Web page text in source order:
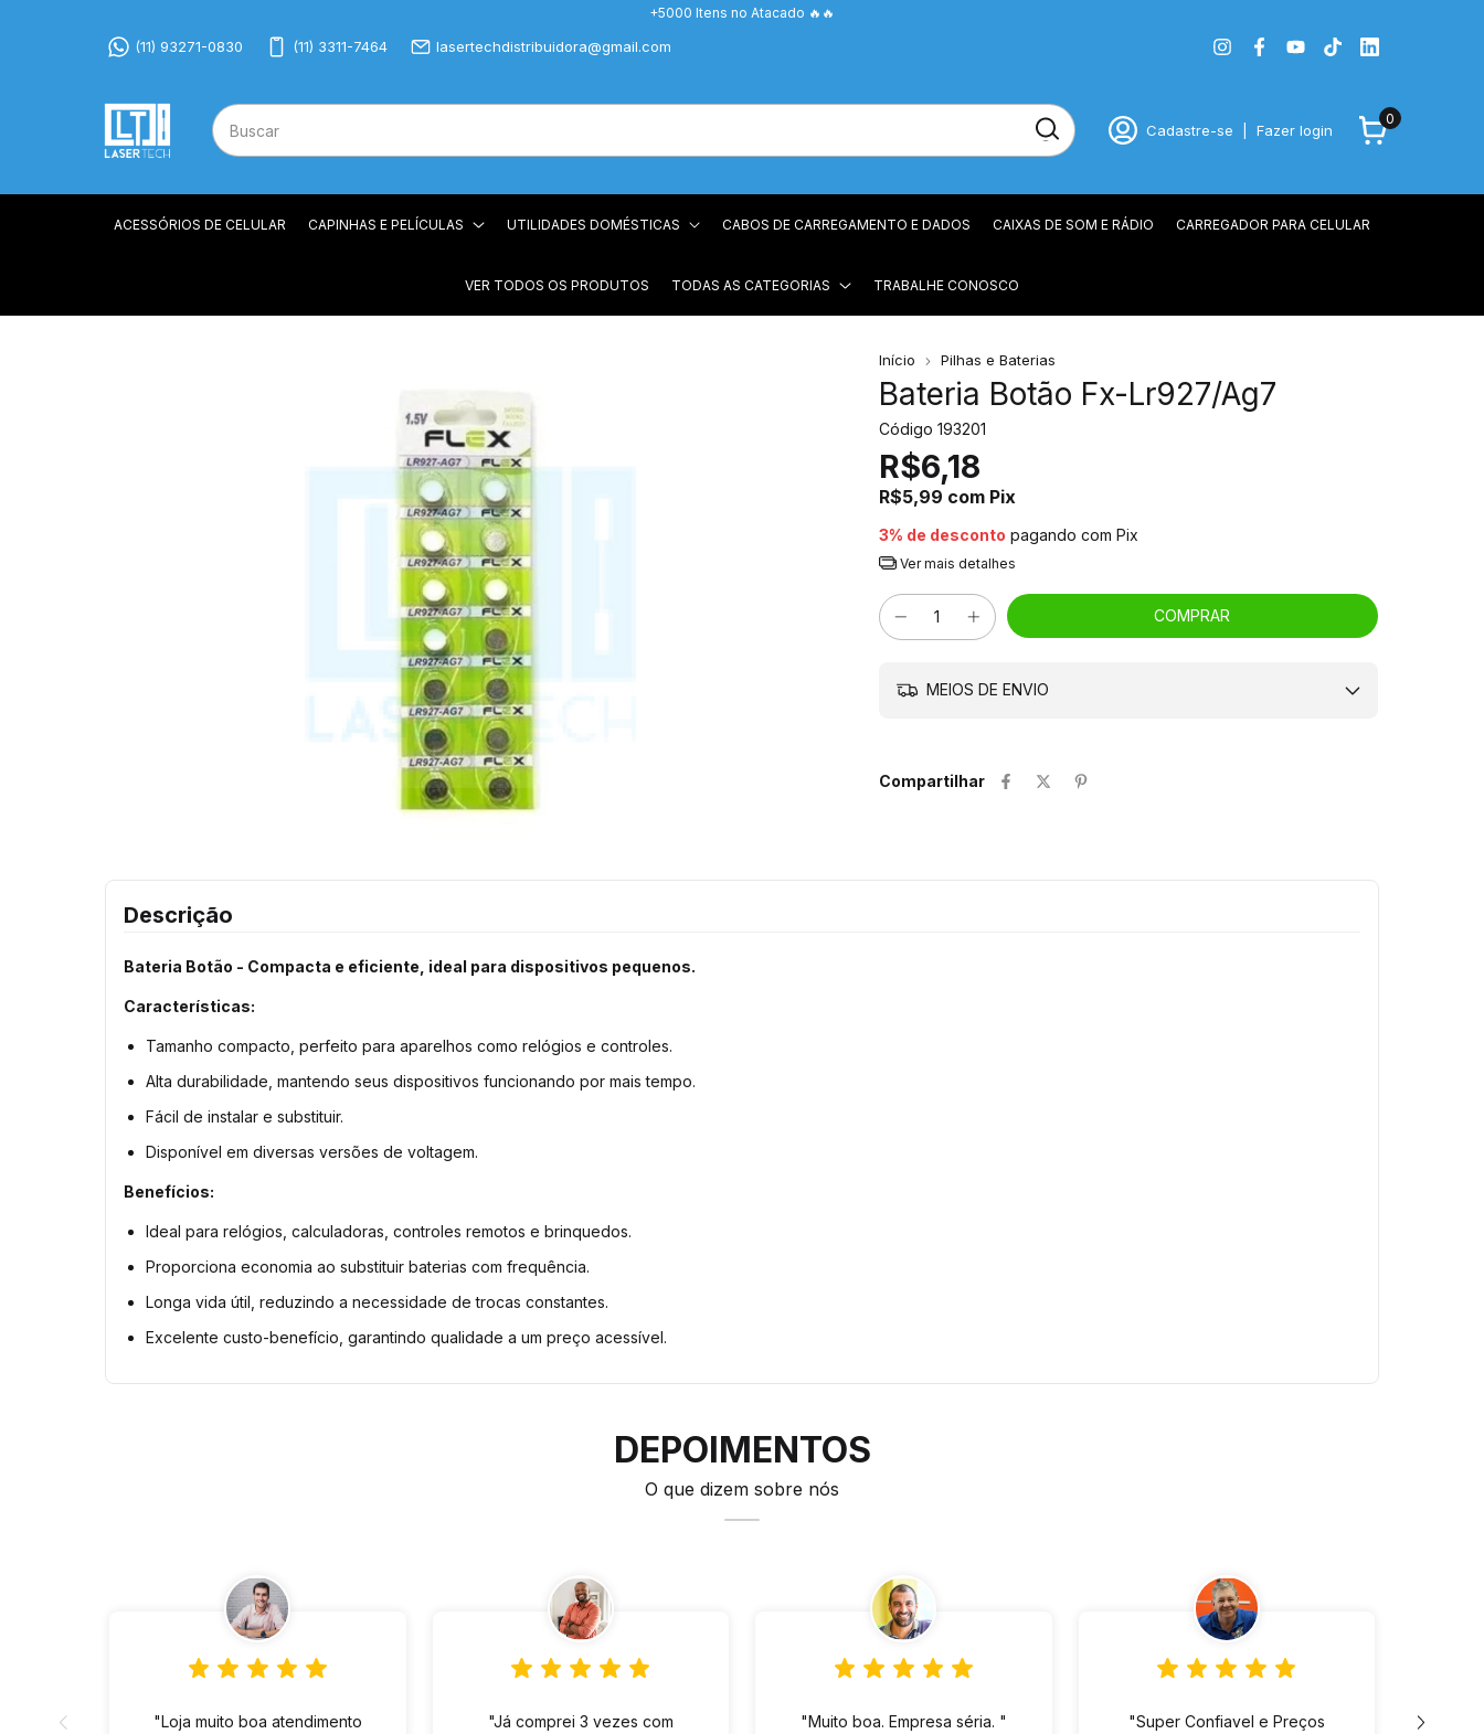
+5000 Itens no Atacado 🔥🔥
(11) 93271-0830 (11) 3311-7464 lasertechdistribuidora@gmail.com
Cadastre-se Fazer login
0
ACESSÓRIOS DE CELULAR CAPINHAS E PELÍCULAS UTILIDADES DOMÉSTICAS CABOS DE CARREGAMENTO E DADOS CAIXAS DE SOM E RÁDIO CARREGADOR PARA CELULAR
VER TODOS OS PRODUTOS TODAS AS CATEGORIAS TRABALHE CONOSCO
Início Pilhas e Baterias
Bateria Botão Fx-Lr927/Ag7
Código 193201
R$6,18
R$5,99 com Pix
3% de desconto pagando com Pix
Ver mais detalhes
MEIOS DE ENVIO
Compartilhar
Descrição
Bateria Botão - Compacta e eficiente, ideal para dispositivos pequenos.
Características:
Tamanho compacto, perfeito para aparelhos como relógios e controles.
Alta durabilidade, mantendo seus dispositivos funcionando por mais tempo.
Fácil de instalar e substituir.
Disponível em diversas versões de voltagem.
Benefícios:
Ideal para relógios, calculadoras, controles remotos e brinquedos.
Proporciona economia ao substituir baterias com frequência.
Longa vida útil, reduzindo a necessidade de trocas constantes.
Excelente custo-benefício, garantindo qualidade a um preço acessível.
DEPOIMENTOS
O que dizem sobre nós
"Loja muito boa atendimento
"Já comprei 3 vezes com
"Muito boa. Empresa séria. "
"Super Confiavel e Preços